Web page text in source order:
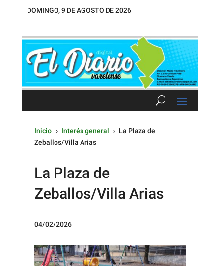
DOMINGO, 9 DE AGOSTO DE 2026
Inicio 5 Interés general 5 La Plaza de
Zeballos/Villa Arias
La Plaza de
Zeballos/Villa Arias
04/02/2026